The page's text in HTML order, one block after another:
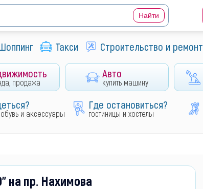
Такси Строительство и ремонт
продажа
Авто
купить машину
и аксессуары
Где остановиться?
гостиницы и хостелы
на пр. Нахимова